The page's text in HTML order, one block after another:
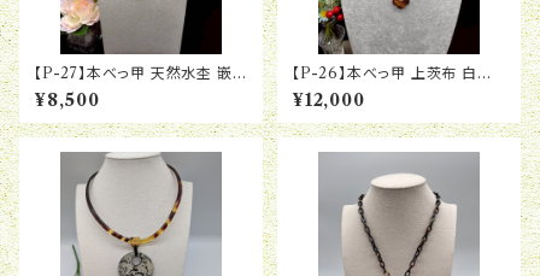
【P-27】本べっ甲 天然水杢 嵌め
込みアーチペンダント(革紐付
き)
¥8,500
【P-26】本べっ甲 上茨布 白甲
ダブルペンダント(革紐付き)
¥12,000